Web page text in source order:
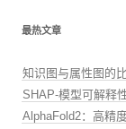
最热文章
知识图与属性图的
SHAP-模型可解释
AlphaFold2：高精